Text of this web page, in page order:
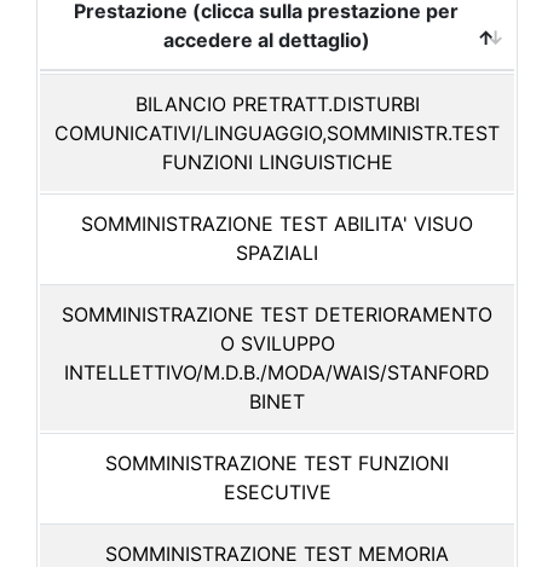
Prestazione (clicca sulla prestazione per
accedere al dettaglio)
BILANCIO PRETRATT.DISTURBI
COMUNICATIVI/LINGUAGGIO,SOMMINISTR.TEST
FUNZIONI LINGUISTICHE
SOMMINISTRAZIONE TEST ABILITA' VISUO
SPAZIALI
SOMMINISTRAZIONE TEST DETERIORAMENTO
O SVILUPPO
INTELLETTIVO/M.D.B./MODA/WAIS/STANFORD
BINET
SOMMINISTRAZIONE TEST FUNZIONI
ESECUTIVE
SOMMINISTRAZIONE TEST MEMORIA